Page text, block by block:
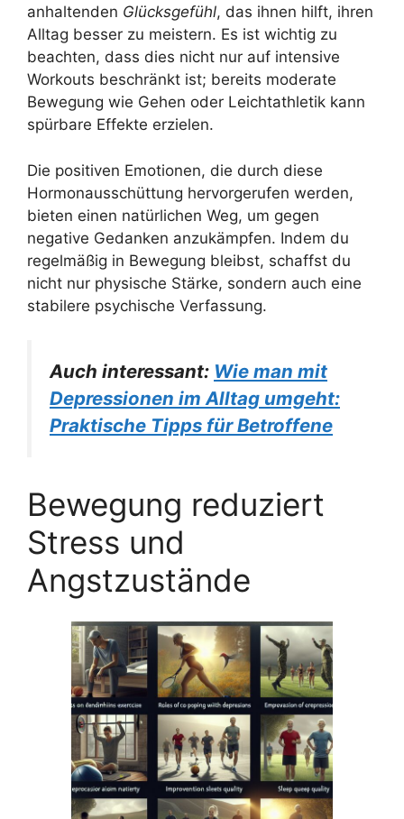
anhaltenden Glücksgefühl, das ihnen hilft, ihren
Alltag besser zu meistern. Es ist wichtig zu
beachten, dass dies nicht nur auf intensive
Workouts beschränkt ist; bereits moderate
Bewegung wie Gehen oder Leichtathletik kann
spürbare Effekte erzielen.
Die positiven Emotionen, die durch diese
Hormonausschüttung hervorgerufen werden,
bieten einen natürlichen Weg, um gegen
negative Gedanken anzukämpfen. Indem du
regelmäßig in Bewegung bleibst, schaffst du
nicht nur physische Stärke, sondern auch eine
stabilere psychische Verfassung.
Auch interessant: Wie man mit
Depressionen im Alltag umgeht:
Praktische Tipps für Betroffene
Bewegung reduziert
Stress und
Angstzustände